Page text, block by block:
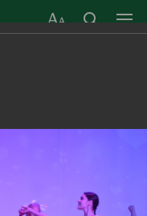
САМОУПРАВЛЕНИЯ
radugn@avo.ru